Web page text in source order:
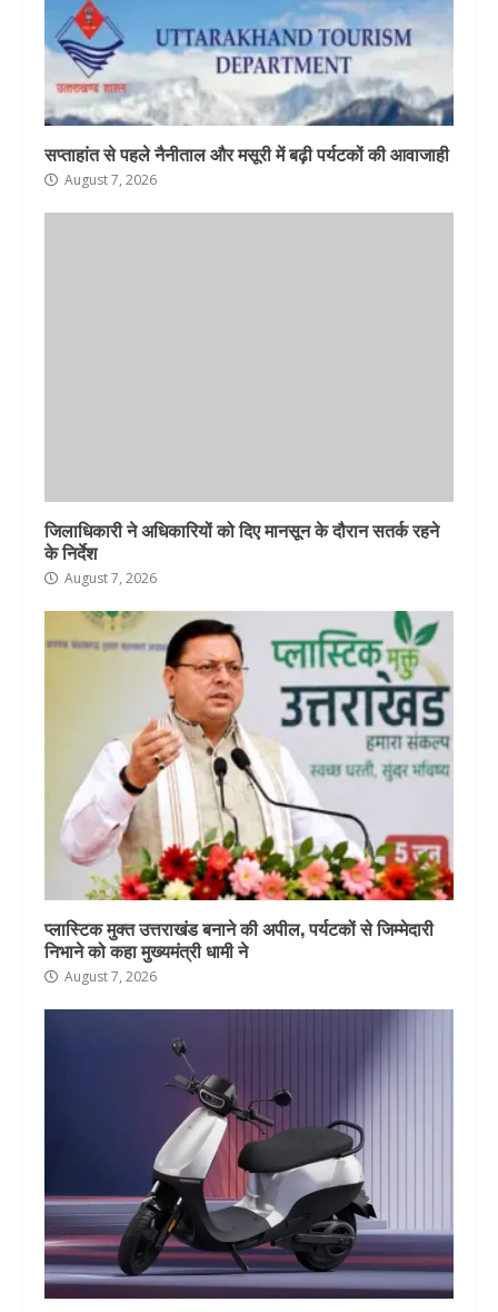
सप्ताहांत से पहले नैनीताल और मसूरी में बढ़ी पर्यटकों की आवाजाही
August 7, 2026
जिलाधिकारी ने अधिकारियों को दिए मानसून के दौरान सतर्क रहने
के निर्देश
August 7, 2026
प्लास्टिक मुक्त उत्तराखंड बनाने की अपील, पर्यटकों से जिम्मेदारी
निभाने को कहा मुख्यमंत्री धामी ने
August 7, 2026